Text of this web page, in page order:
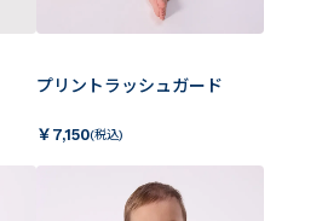
プリントラッシュガード
￥ 7,150(税込)